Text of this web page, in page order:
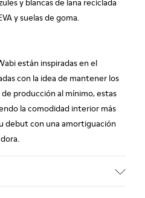
y blancas de lana reciclada
y suelas de goma.
están inspiradas en el
con la idea de mantener los
producción al mínimo, estas
la comodidad interior más
debut con una amortiguación